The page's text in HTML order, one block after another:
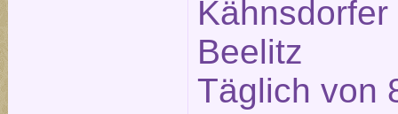
Beelitz
Täglich von